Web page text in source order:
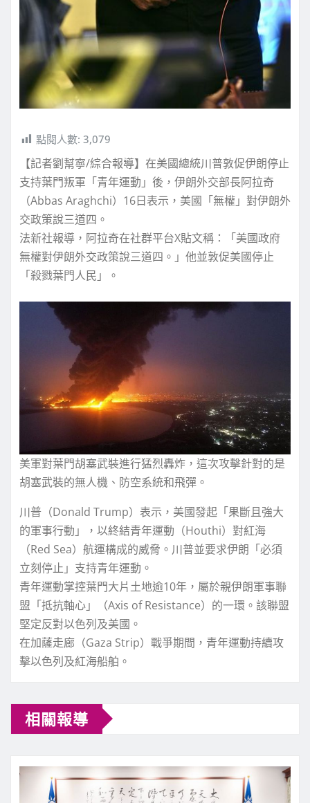
點閱人數: 3,079
【記者劉幫寧/綜合報導】在美國總統川普敦促伊朗停止
支持葉門叛軍「青年運動」後，伊朗外交部長阿拉奇
（Abbas Araghchi）16日表示，美國「無權」對伊朗外
交政策說三道四。
法新社報導，阿拉奇在社群平台X貼文稱：「美國政府
無權對伊朗外交政策說三道四。」他並敦促美國停止
「殺戮葉門人民」。
美軍對葉門胡塞武裝進行猛烈轟炸，這次攻擊針對的是
胡塞武裝的無人機、防空系統和飛彈。
川普（Donald Trump）表示，美國發起「果斷且強大
的軍事行動」，以終結青年運動（Houthi）對紅海
（Red Sea）航運構成的威脅。川普並要求伊朗「必須
立刻停止」支持青年運動。
青年運動掌控葉門大片土地逾10年，屬於親伊朗軍事聯
盟「抵抗軸心」（Axis of Resistance）的一環。該聯盟
堅定反對以色列及美國。
在加薩走廊（Gaza Strip）戰爭期間，青年運動持續攻
擊以色列及紅海船舶。
相關報導